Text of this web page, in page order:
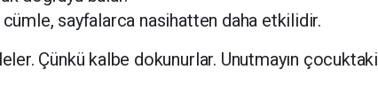
sayfalarca nasihatten daha etkilidir.
Çünkü kalbe dokunurlar. Unutmayın çocuktaki